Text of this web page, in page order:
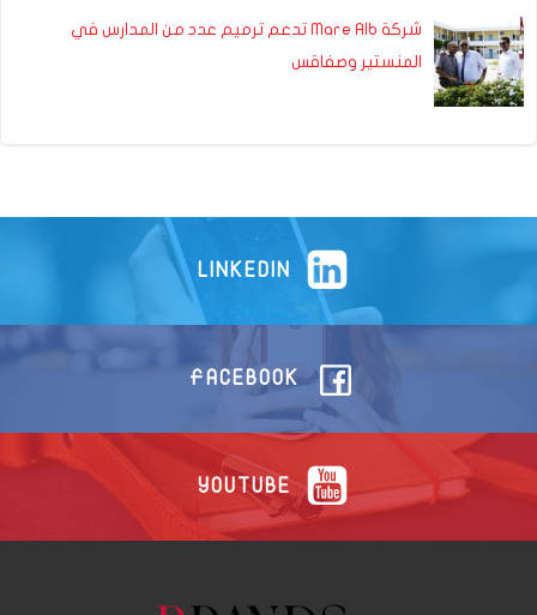
شركة Mare Alb تدعم ترميم عدد من المدارس في
المنستير وصفاقس
LINKEDIN
FACEBOOK
YOUTUBE